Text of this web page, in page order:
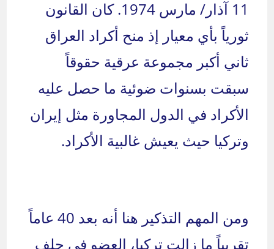
11 آذار/ مارس 1974. كان القانون
ثورياً بأي معيار إذ منح أكراد العراق
ثاني أكبر مجموعة عرقية حقوقاً
سبقت بسنوات ضوئية ما حصل عليه
الأكراد في الدول المجاورة مثل إيران
وتركيا حيث يعيش غالبية الأكراد.
ومن المهم التذكير هنا أنه بعد 40 عاماً
تقريباً ما زالت تركيا، العضو في حلف